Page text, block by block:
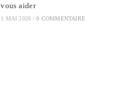
vous aider
1 MAI 2026 / 0 COMMENTAIRE